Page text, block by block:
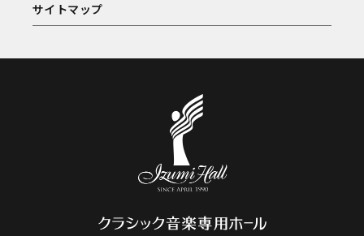
サイトマップ